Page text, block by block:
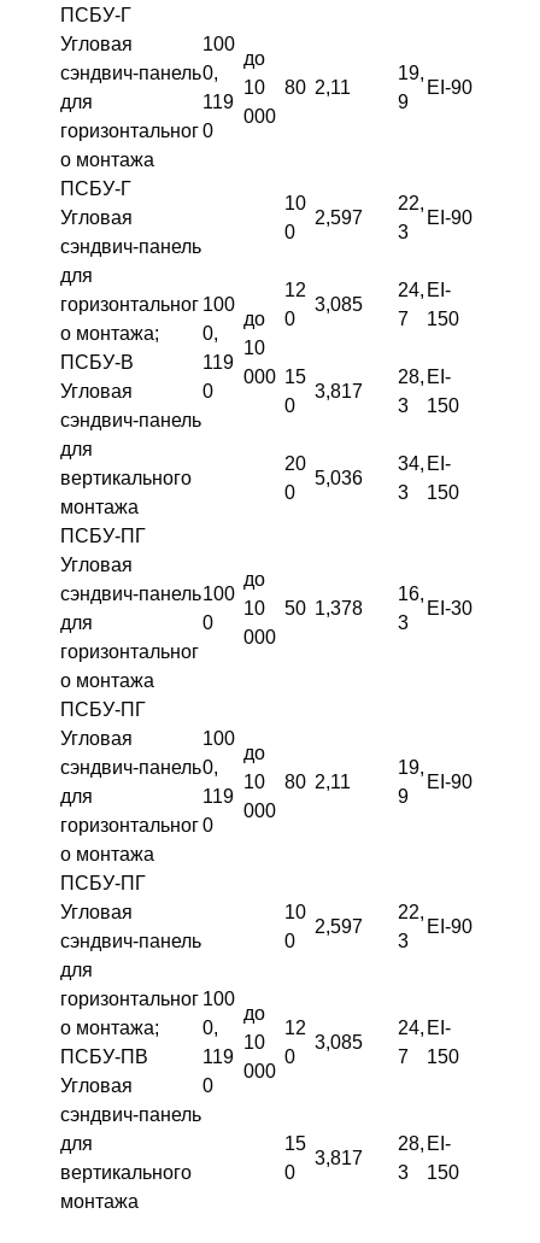
ПСБУ-Г
Угловая
сэндвич-панель
для
горизонтальног
о монтажа
100
0,
119
0
до
10
000
80 2,11
19,
9
EI-90
ПСБУ-Г
Угловая
сэндвич-панель
для
горизонтальног
о монтажа;
ПСБУ-В
Угловая
сэндвич-панель
для
вертикального
монтажа
100
0,
119
0
до
10
000
10
0
2,597
22,
3
EI-90
12
0
3,085
24,
7
EI-
150
15
0
3,817
28,
3
EI-
150
20
0
5,036
34,
3
EI-
150
ПСБУ-ПГ
Угловая
сэндвич-панель
для
горизонтальног
о монтажа
100
0
до
10
000
50 1,378
16,
3
EI-30
ПСБУ-ПГ
Угловая
сэндвич-панель
для
горизонтальног
о монтажа
100
0,
119
0
до
10
000
80 2,11
19,
9
EI-90
ПСБУ-ПГ
Угловая
сэндвич-панель
для
горизонтальног
о монтажа;
ПСБУ-ПВ
Угловая
сэндвич-панель
для
вертикального
монтажа
100
0,
119
0
до
10
000
10
0
2,597
22,
3
EI-90
12
0
3,085
24,
7
EI-
150
15
0
3,817
28,
3
EI-
150